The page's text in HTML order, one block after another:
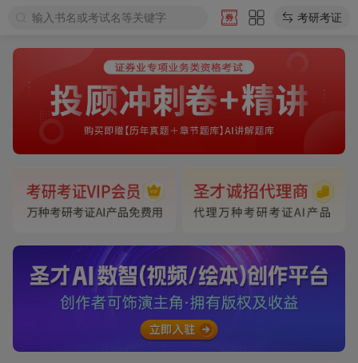
输入书名或考试名等关键字 考研考证